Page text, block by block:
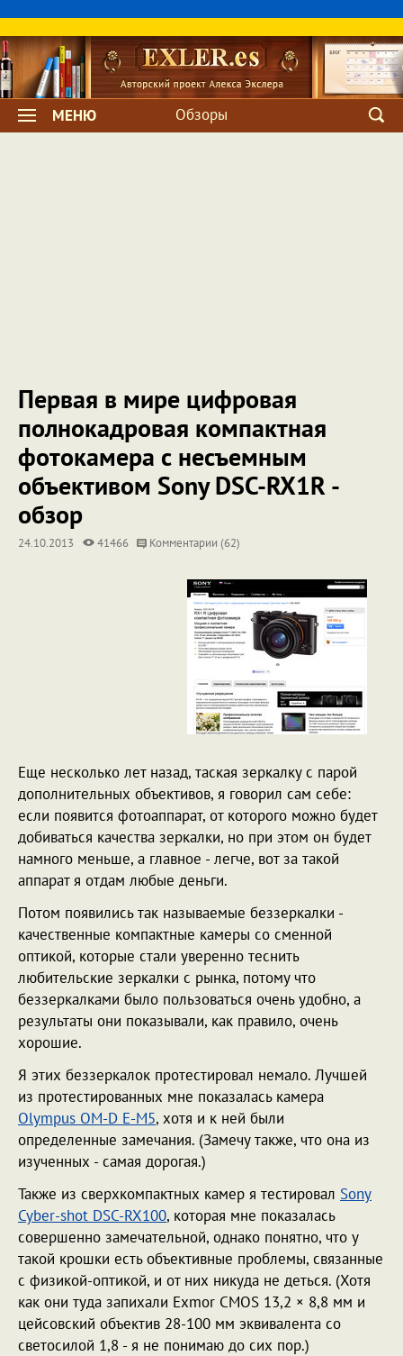
МЕНЮ Обзоры
Первая в мире цифровая
полнокадровая компактная
фотокамера с несъемным
объективом Sony DSC-RX1R -
обзор
24.10.2013 41466 Комментарии (62)
Еще несколько лет назад, таская зеркалку с парой
дополнительных объективов, я говорил сам себе:
если появится фотоаппарат, от которого можно будет
добиваться качества зеркалки, но при этом он будет
намного меньше, а главное - легче, вот за такой
аппарат я отдам любые деньги.
Потом появились так называемые беззеркалки -
качественные компактные камеры со сменной
оптикой, которые стали уверенно теснить
любительские зеркалки с рынка, потому что
беззеркалками было пользоваться очень удобно, а
результаты они показывали, как правило, очень
хорошие.
Я этих беззеркалок протестировал немало. Лучшей
из протестированных мне показалась камера
Olympus OM-D E-M5, хотя и к ней были
определенные замечания. (Замечу также, что она из
изученных - самая дорогая.)
Также из сверхкомпактных камер я тестировал Sony
Cyber-shot DSC-RX100, которая мне показалась
совершенно замечательной, однако понятно, что у
такой крошки есть объективные проблемы, связанные
с физикой-оптикой, и от них никуда не деться. (Хотя
как они туда запихали Exmor CMOS 13,2 × 8,8 мм и
цейсовский объектив 28-100 мм эквивалента со
светосилой 1,8 - я не понимаю до сих пор.)